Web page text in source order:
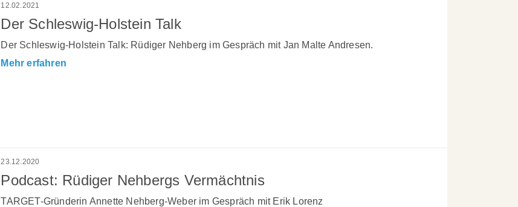
12.02.2021
Der Schleswig-Holstein Talk
Der Schleswig-Holstein Talk: Rüdiger Nehberg im Gespräch mit Jan Malte Andresen.
Mehr erfahren
23.12.2020
Podcast: Rüdiger Nehbergs Vermächtnis
TARGET-Gründerin Annette Nehberg-Weber im Gespräch mit Erik Lorenz